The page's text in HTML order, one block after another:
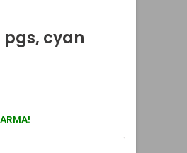
pgs, cyan